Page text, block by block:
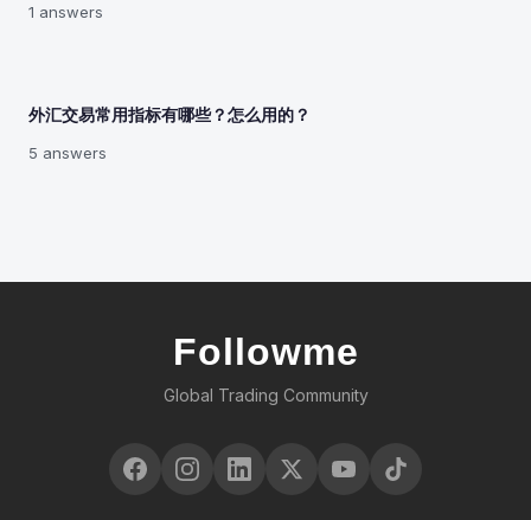
1 answers
外汇交易常用指标有哪些？怎么用的？
5 answers
Followme
Global Trading Community